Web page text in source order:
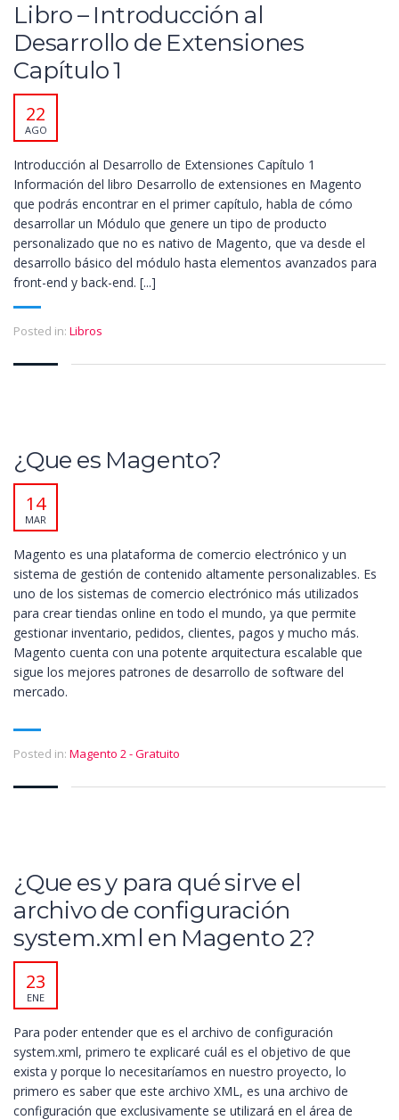
Libro – Introducción al
Desarrollo de Extensiones
Capítulo 1
22
AGO
Introducción al Desarrollo de Extensiones Capítulo 1
Información del libro Desarrollo de extensiones en Magento
que podrás encontrar en el primer capítulo, habla de cómo
desarrollar un Módulo que genere un tipo de producto
personalizado que no es nativo de Magento, que va desde el
desarrollo básico del módulo hasta elementos avanzados para
front-end y back-end. [...]
Posted in: Libros
¿Que es Magento?
14
MAR
Magento es una plataforma de comercio electrónico y un
sistema de gestión de contenido altamente personalizables. Es
uno de los sistemas de comercio electrónico más utilizados
para crear tiendas online en todo el mundo, ya que permite
gestionar inventario, pedidos, clientes, pagos y mucho más.
Magento cuenta con una potente arquitectura escalable que
sigue los mejores patrones de desarrollo de software del
mercado.
Posted in: Magento 2 - Gratuito
¿Que es y para qué sirve el
archivo de configuración
system.xml en Magento 2?
23
ENE
Para poder entender que es el archivo de configuración
system.xml, primero te explicaré cuál es el objetivo de que
exista y porque lo necesitaríamos en nuestro proyecto, lo
primero es saber que este archivo XML, es una archivo de
configuración que exclusivamente se utilizará en el área de